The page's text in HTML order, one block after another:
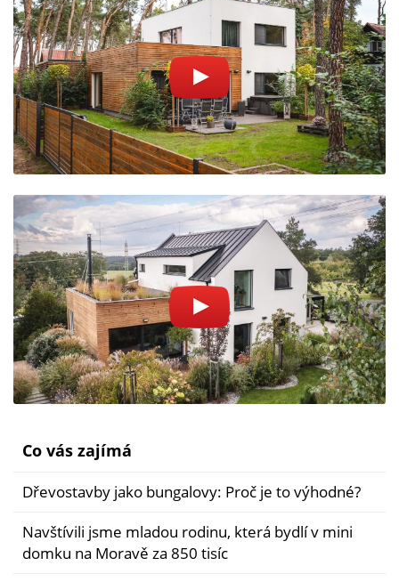
Co vás zajímá
Dřevostavby jako bungalovy: Proč je to výhodné?
Navštívili jsme mladou rodinu, která bydlí v mini
domku na Moravě za 850 tisíc